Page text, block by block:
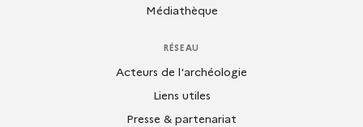
Médiathèque
RÉSEAU
Acteurs de l'archéologie
Liens utiles
Presse & partenariat